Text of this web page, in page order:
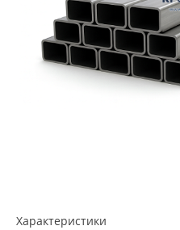
Характеристики